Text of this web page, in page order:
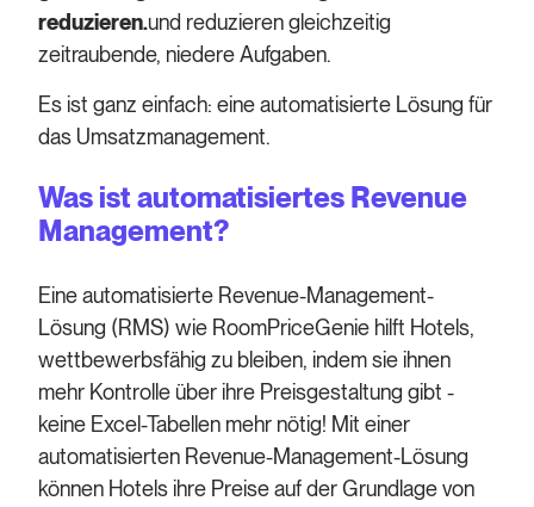
reduzieren.und reduzieren gleichzeitig
zeitraubende, niedere Aufgaben.
Es ist ganz einfach: eine automatisierte Lösung für
das Umsatzmanagement.
Was ist automatisiertes Revenue
Management?
Eine automatisierte Revenue-Management-
Lösung (RMS) wie RoomPriceGenie hilft Hotels,
wettbewerbsfähig zu bleiben, indem sie ihnen
mehr Kontrolle über ihre Preisgestaltung gibt -
keine Excel-Tabellen mehr nötig! Mit einer
automatisierten Revenue-Management-Lösung
können Hotels ihre Preise auf der Grundlage von